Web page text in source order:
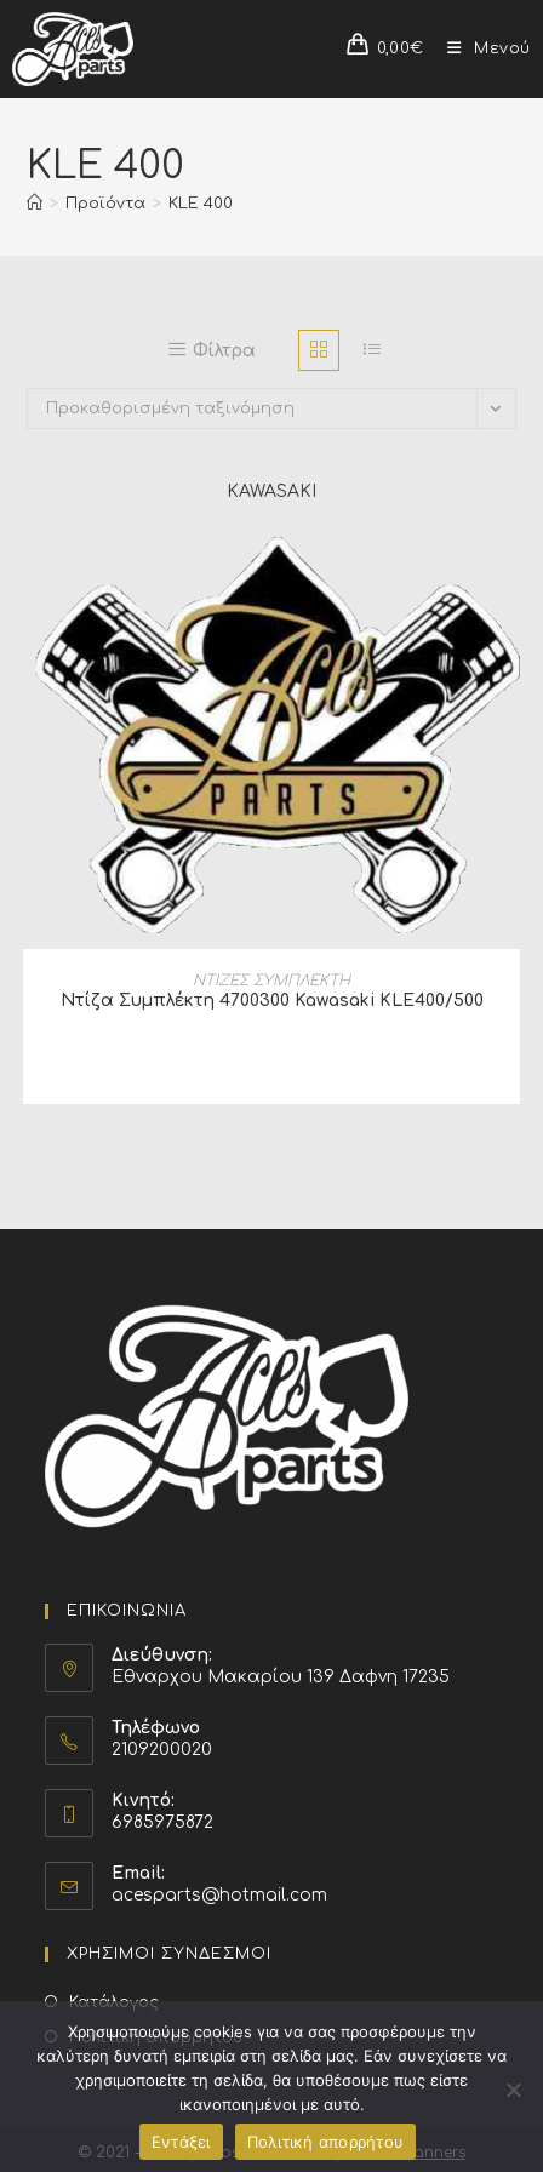
0,00€ Μενού
KLE 400
> Προϊόντα > KLE 400
Φίλτρα
Προκαθορισμένη ταξινόμηση
KAWASAKI
ΔΙΑΒΆΣΤΕ ΠΕΡΙΣΣΌΤΕΡΑ
ΝΤΙΖΕΣ ΣΥΜΠΛΕΚΤΗ
Ντίζα Συμπλέκτη 4700300 Kawasaki KLE400/500
ΕΠΙΚΟΙΝΩΝΙΑ
Διεύθυνση:
Εθναρχου Μακαρίου 139 Δαφνη 17235
Τηλέφωνο
2109200020
Κινητό:
6985975872
Email:
acesparts@hotmail.com
ΧΡΗΣΙΜΟΙ ΣΥΝΔΕΣΜΟΙ
Κατάλογος
Πολιτική απορρήτου
© 2021 - 2026 | Website created by Media Planners
Χρησιμοποιούμε cookies για να σας προσφέρουμε την
καλύτερη δυνατή εμπειρία στη σελίδα μας. Εάν συνεχίσετε να
χρησιμοποιείτε τη σελίδα, θα υποθέσουμε πως είστε
ικανοποιημένοι με αυτό.
Εντάξει
Πολιτική απορρήτου